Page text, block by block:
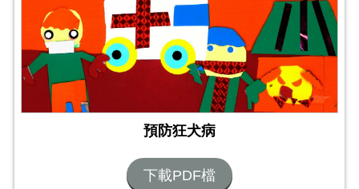
預防狂犬病
下載PDF檔